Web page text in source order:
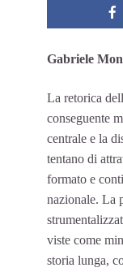
Gabriele
La retorica
conseguente
centrale e la
tentano di
formato e
nazionale. La
viste come
storia lunga,